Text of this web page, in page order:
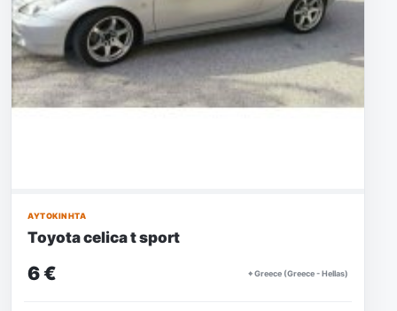
ΑΥΤΟΚΊΝΗΤΑ
Toyota celica t sport
6 € ⌖ Greece (Greece - Hellas)